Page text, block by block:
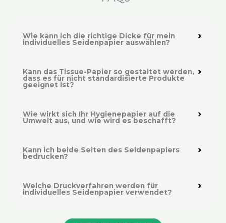
Wie kann ich die richtige Dicke für mein
individuelles Seidenpapier auswählen?
Kann das Tissue-Papier so gestaltet werden,
dass es für nicht standardisierte Produkte
geeignet ist?
Wie wirkt sich Ihr Hygienepapier auf die
Umwelt aus, und wie wird es beschafft?
Kann ich beide Seiten des Seidenpapiers
bedrucken?
Welche Druckverfahren werden für
individuelles Seidenpapier verwendet?